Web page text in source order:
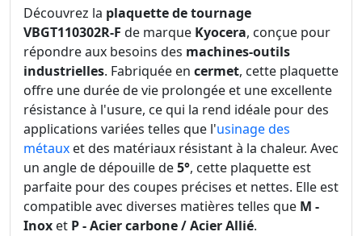
Découvrez la plaquette de tournage
VBGT110302R-F de marque Kyocera, conçue pour
répondre aux besoins des machines-outils
industrielles. Fabriquée en cermet, cette plaquette
offre une durée de vie prolongée et une excellente
résistance à l'usure, ce qui la rend idéale pour des
applications variées telles que l'usinage des
métaux et des matériaux résistant à la chaleur. Avec
un angle de dépouille de5°, cette plaquette est
parfaite pour des coupes précises et nettes. Elle est
compatible avec diverses matières telles que M -
Inox et P - Acier carbone / Acier Allié.